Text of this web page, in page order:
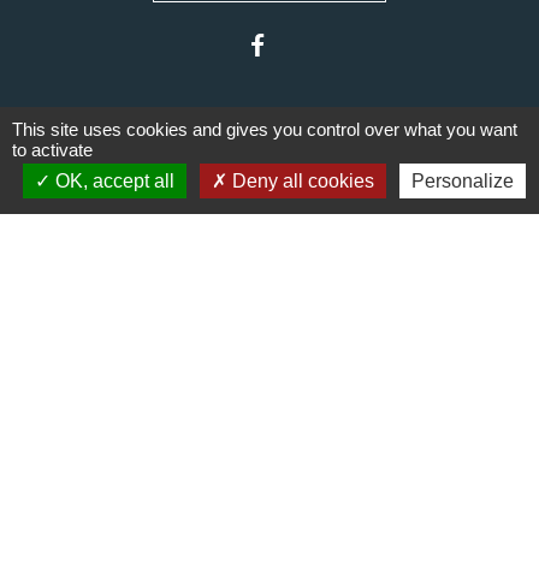
Liens
This site uses cookies and gives you control over what you want
to activate
OK, accept all
Deny all cookies Personalize